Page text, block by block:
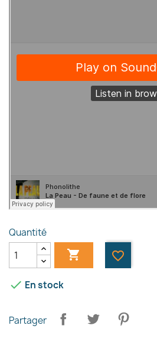
Quantité
 favorite_border
 En stock
Partager